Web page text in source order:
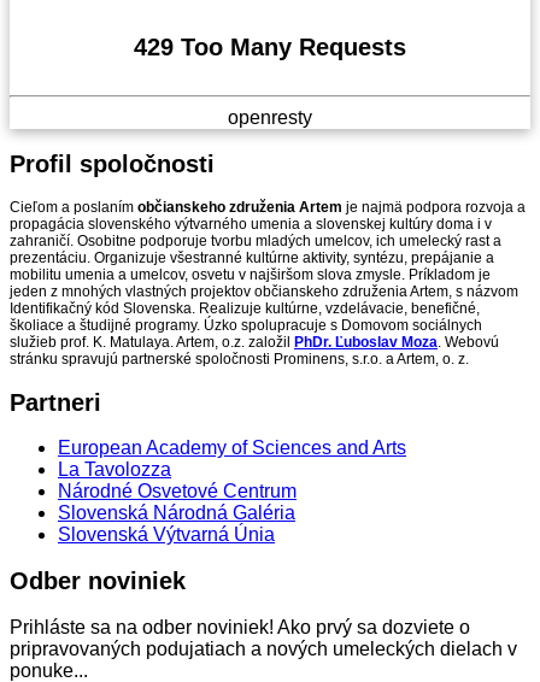
429 Too Many Requests
openresty
Profil spoločnosti
Cieľom a poslaním občianskeho združenia Artem je najmä podpora rozvoja a
propagácia slovenského výtvarného umenia a slovenskej kultúry doma i v
zahraničí. Osobitne podporuje tvorbu mladých umelcov, ich umelecký rast a
prezentáciu. Organizuje všestranné kultúrne aktivity, syntézu, prepájanie a
mobilitu umenia a umelcov, osvetu v najširšom slova zmysle. Príkladom je
jeden z mnohých vlastných projektov občianskeho združenia Artem, s názvom
Identifikačný kód Slovenska. Realizuje kultúrne, vzdelávacie, benefičné,
školiace a študijné programy. Úzko spolupracuje s Domovom sociálnych
služieb prof. K. Matulaya. Artem, o.z. založil
PhDr. Ľuboslav Moza. Webovú
stránku spravujú partnerské spoločnosti Prominens, s.r.o. a Artem, o. z.
Partneri
European Academy of Sciences and Arts
La Tavolozza
Národné Osvetové Centrum
Slovenská Národná Galéria
Slovenská Výtvarná Únia
Odber noviniek
Prihláste sa na odber noviniek! Ako prvý sa dozviete o
pripravovaných podujatiach a nových umeleckých dielach v
ponuke...